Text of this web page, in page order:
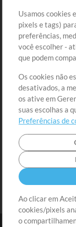
Comprar Créditos
Conteúdo Grátis
Solicite uma Música
Extras
Sessões
Envie seu conteúdo
Playlist
MT Conference
Usamos cookies
pixels e tags)
preferências,
você escolher -
que podem
Os cookies não
desativados, a
os ative em
suas escolhas a
Preferências de
Ao clicar em
cookies/pixels
o